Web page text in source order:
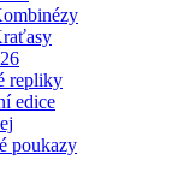
poukazy
Děti
v kategorii Cyklistika